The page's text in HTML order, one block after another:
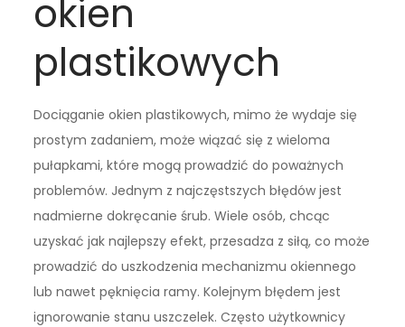
okien
plastikowych
Dociąganie okien plastikowych, mimo że wydaje się
prostym zadaniem, może wiązać się z wieloma
pułapkami, które mogą prowadzić do poważnych
problemów. Jednym z najczęstszych błędów jest
nadmierne dokręcanie śrub. Wiele osób, chcąc
uzyskać jak najlepszy efekt, przesadza z siłą, co może
prowadzić do uszkodzenia mechanizmu okiennego
lub nawet pęknięcia ramy. Kolejnym błędem jest
ignorowanie stanu uszczelek. Często użytkownicy